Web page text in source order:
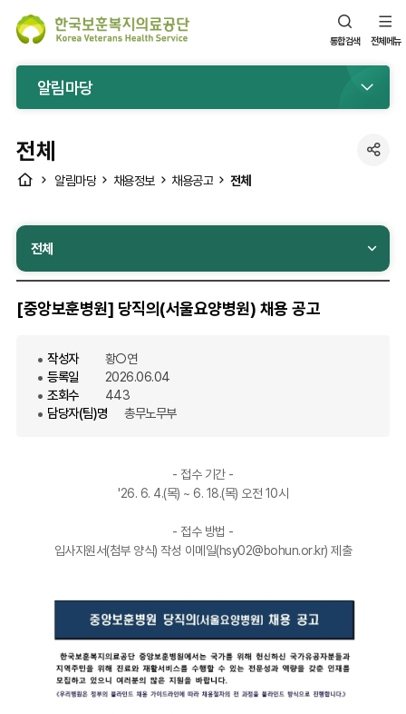
통합검색 전체메뉴
알림마당
HOME 알림마당 채용정보 채용공고 전체
공
전체
전체
[중앙보훈병원] 당직의(서울요양병원) 채용 공고
작성자
황○연
등록일
2026.06.04
조회수
443
담당자(팀)명
총무노무부
- 접수 기간 -
'26. 6. 4.(목) ~ 6. 18.(목) 오전 10시
- 접수 방법 -
입사지원서(첨부 양식) 작성 이메일(hsy02@bohun.or.kr) 제출